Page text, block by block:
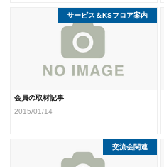
会員の取材記事
2015/01/14
サービス＆KSフロア案内
交流会関連